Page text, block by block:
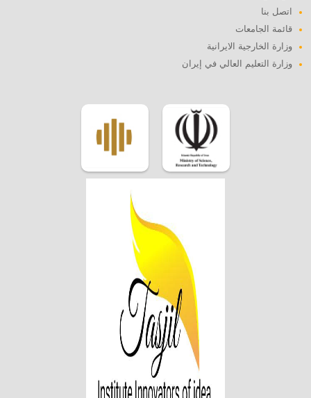
اتصل بنا
قائمة الجامعات
وزارة الخارجية الايرانية
وزارة التعليم العالي في إيران